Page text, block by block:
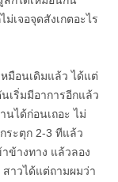
เจอจุดสังเกตอะไร
มือนเดิมแล้ว ได้แต่
เริ่มมีอาการอีกแล้ว
ได้ก่อนเถอะ ไม่
ระตุก 2-3 ทีแล้ว
ข้างทาง แล้วลอง
าวได้แต่ถามผมว่า